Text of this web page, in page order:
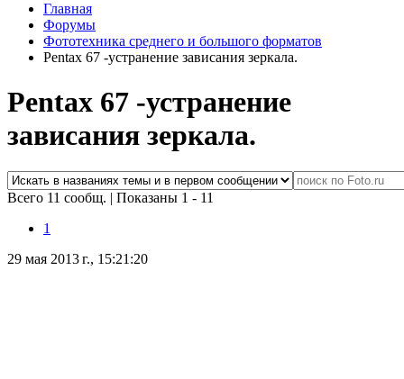
Главная
Форумы
Фототехника среднего и большого форматов
Pentax 67 -устранение зависания зеркала.
Pentax 67 -устранение
зависания зеркала.
Всего 11 сообщ. | Показаны 1 - 11
1
29 мая 2013 г., 15:21:20